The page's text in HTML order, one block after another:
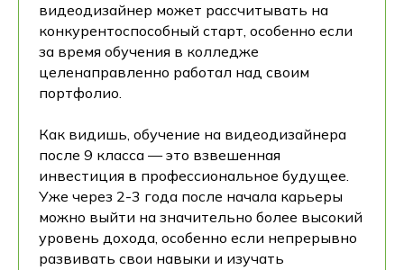
видеодизайнер может рассчитывать на
конкурентоспособный старт, особенно если
за время обучения в колледже
целенаправленно работал над своим
портфолио.
Как видишь, обучение на видеодизайнера
после 9 класса — это взвешенная
инвестиция в профессиональное будущее.
Уже через 2-3 года после начала карьеры
можно выйти на значительно более высокий
уровень дохода, особенно если непрерывно
развивать свои навыки и изучать